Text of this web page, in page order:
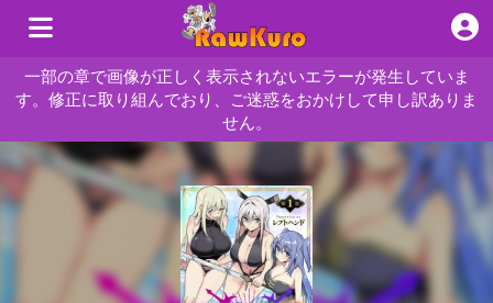
一部の章で画像が正しく表示されないエラーが発生していま
す。修正に取り組んでおり、ご迷惑をおかけして申し訳ありま
せん。